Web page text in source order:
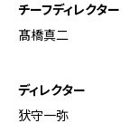
チーフディレクター
髙橋真二
ディレクター
犾守一弥